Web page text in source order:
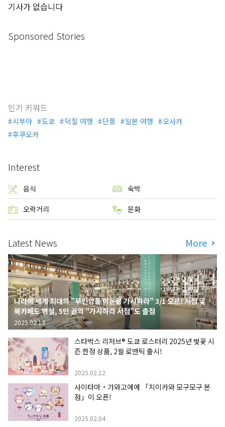
기사가 없습니다
Sponsored Stories
인기 키워드
시부야 도쿄 덕질 여행 단풍 일본 여행
오사카
후쿠오카
Interest
음식 숙박
오락거리 문화
Latest News More
나라에 세계 최대의 "무인양품 이온몰 가시하라" 3/1 오픈! 서점 및
북카페도 병설, 5만 권의 "가시하라 서점"도 출점
2025.02.13
스타벅스 리저브® 도쿄 로스터리 2025년 벚꽃 시
즌 한정 상품, 2월 로맨틱 출시!
2025.02.12
사이타마・가와고에에 「치이카와 모구모구 본
점」이 오픈!
2025.02.04